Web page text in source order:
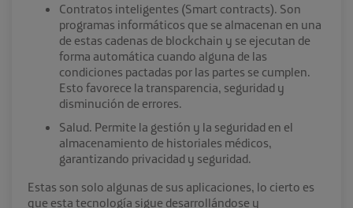
Contratos inteligentes (Smart contracts). Son
programas informáticos que se almacenan en una
de estas cadenas de blockchain y se ejecutan de
forma automática cuando alguna de las
condiciones pactadas por las partes se cumplen.
Esto favorece la transparencia, seguridad y
disminución de errores.
Salud. Permite la gestión y la seguridad en el
almacenamiento de historiales médicos,
garantizando privacidad y seguridad.
Estas son solo algunas de sus aplicaciones, lo cierto es
que esta tecnología sigue desarrollándose y